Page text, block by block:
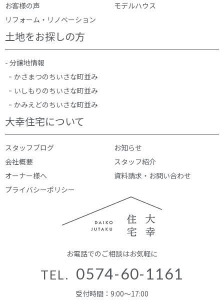
お電話でのご相談はお気軽に
TEL. 0574-60-1161
受付時間：9:00～17:00
お客様の声
モデルハウス
リフォーム・リノベーション
土地をお探しの方
- 分譲地情報
かさまつのちいさな町並み
いしもりのちいさな町並み
かみえどのちいさな町並み
大幸住宅について
スタッフブログ
お知らせ
会社概要
スタッフ紹介
オーナー様へ
資料請求・お問い合わせ
プライバシーポリシー